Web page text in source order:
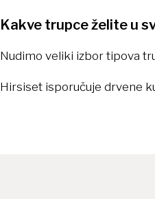
Kakve trupce želite u
Nudimo veliki izbor tipova
Hirsiset isporučuje drvene